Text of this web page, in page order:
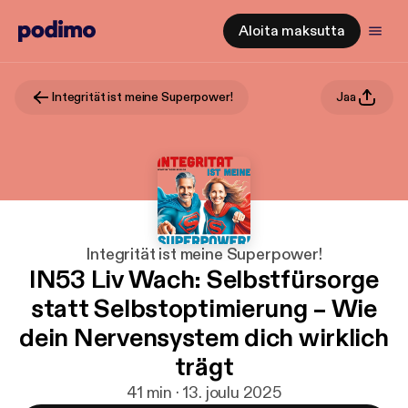
Aloita maksutta
Integrität ist meine Superpower! Jaa
Integrität ist meine Superpower!
IN53 Liv Wach: Selbstfürsorge
statt Selbstoptimierung – Wie
dein Nervensystem dich wirklich
trägt
41 min · 13. joulu 2025